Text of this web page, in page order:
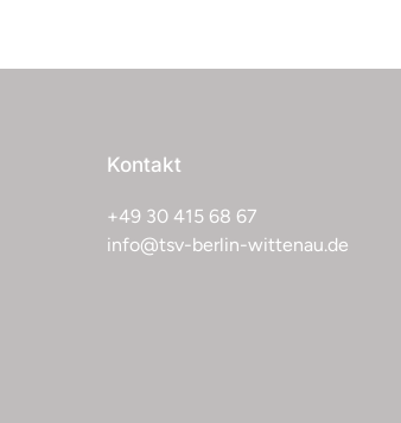
Kontakt
+49 30 415 68 67
info@tsv-berlin-wittenau.de